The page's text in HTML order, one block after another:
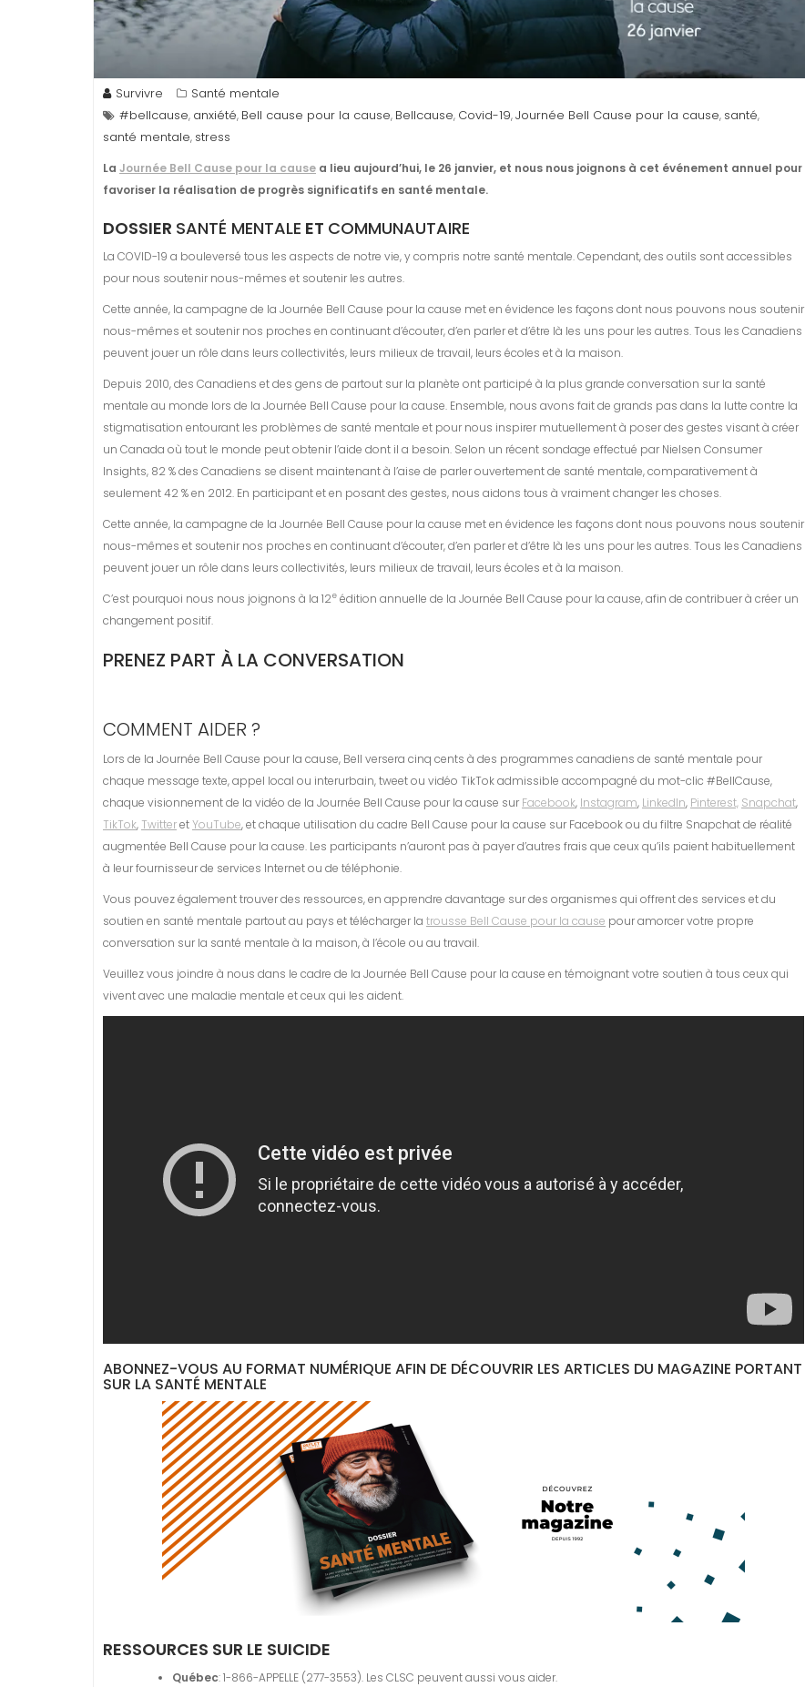
Survivre
Santé mentale
#bellcause, anxiété, Bell cause pour la cause, Bellcause, Covid-19,Journée Bell Cause pour la cause, santé,
santé mentale, stress
La Journée Bell Cause pour la cause a lieu aujourd’hui, le 26 janvier, et nous nous joignons à cet événement annuel pour
favoriser la réalisation de progrès significatifs en santé mentale.
DOSSIER SANTÉ MENTALE ET COMMUNAUTAIRE
La COVID-19 a bouleversé tous les aspects de notre vie, y compris notre santé mentale. Cependant, des outils sont accessibles
pour nous soutenir nous-mêmes et soutenir les autres.
Cette année, la campagne de la Journée Bell Cause pour la cause met en évidence les façons dont nous pouvons nous soutenir
nous-mêmes et soutenir nos proches en continuant d’écouter, d’en parler et d’être là les uns pour les autres. Tous les Canadiens
peuvent jouer un rôle dans leurs collectivités, leurs milieux de travail, leurs écoles et à la maison.
Depuis 2010, des Canadiens et des gens de partout sur la planète ont participé à la plus grande conversation sur la santé
mentale au monde lors de la Journée Bell Cause pour la cause. Ensemble, nous avons fait de grands pas dans la lutte contre la
stigmatisation entourant les problèmes de santé mentale et pour nous inspirer mutuellement à poser des gestes visant à créer
un Canada où tout le monde peut obtenir l’aide dont il a besoin. Selon un récent sondage effectué par Nielsen Consumer
Insights, 82 % des Canadiens se disent maintenant à l’aise de parler ouvertement de santé mentale, comparativement à
seulement 42 % en 2012. En participant et en posant des gestes, nous aidons tous à vraiment changer les choses.
Cette année, la campagne de la Journée Bell Cause pour la cause met en évidence les façons dont nous pouvons nous soutenir
nous-mêmes et soutenir nos proches en continuant d’écouter, d’en parler et d’être là les uns pour les autres. Tous les Canadiens
peuvent jouer un rôle dans leurs collectivités, leurs milieux de travail, leurs écoles et à la maison.
C’est pourquoi nous nous joignons à la 12e édition annuelle de la Journée Bell Cause pour la cause, afin de contribuer à créer un
changement positif.
PRENEZ PART À LA CONVERSATION
COMMENT AIDER ?
Lors de la Journée Bell Cause pour la cause, Bell versera cinq cents à des programmes canadiens de santé mentale pour
chaque message texte, appel local ou interurbain, tweet ou vidéo TikTok admissible accompagné du mot-clic #BellCause,
chaque visionnement de la vidéo de la Journée Bell Cause pour la cause sur Facebook, Instagram, LinkedIn, Pinterest, Snapchat,
TikTok, TwitteretYouTube, et chaque utilisation du cadre Bell Cause pour la cause sur Facebook ou du filtre Snapchat de réalité
augmentée Bell Cause pour la cause. Les participants n’auront pas à payer d’autres frais que ceux qu’ils paient habituellement
à leur fournisseur de services Internet ou de téléphonie.
Vous pouvez également trouver des ressources, en apprendre davantage sur des organismes qui offrent des services et du
soutien en santé mentale partout au pays et télécharger la trousse Bell Cause pour la cause pour amorcer votre propre
conversation sur la santé mentale à la maison, à l’école ou au travail.
Veuillez vous joindre à nous dans le cadre de la Journée Bell Cause pour la cause en témoignant votre soutien à tous ceux qui
vivent avec une maladie mentale et ceux qui les aident.
ABONNEZ-VOUS AU FORMAT NUMÉRIQUE AFIN DE DÉCOUVRIR LES ARTICLES DU MAGAZINE PORTANT
SUR LA SANTÉ MENTALE
RESSOURCES SUR LE SUICIDE
Québec: 1-866-APPELLE (277-3553). Les CLSC peuvent aussi vous aider.